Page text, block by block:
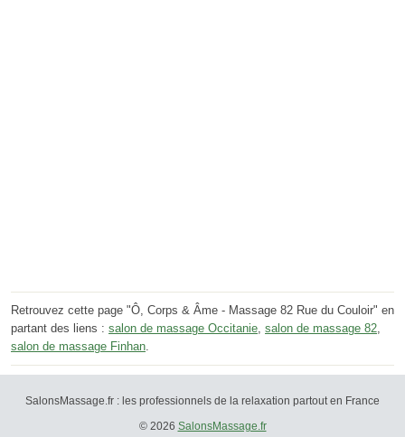
Retrouvez cette page "Ô, Corps & Âme - Massage 82 Rue du Couloir" en
partant des liens : salon de massage Occitanie salon de massage 82
salon de massage Finhan
SalonsMassage.fr : les professionnels de la relaxation partout en France
© 2026 SalonsMassage.fr